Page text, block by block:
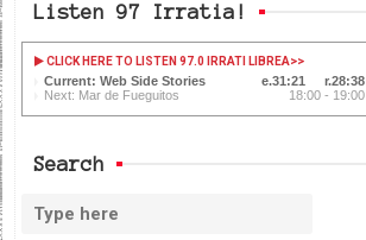
Listen 97 Irratia!
CLICK HERE TO LISTEN 97.0 IRRATI LIBREA>>
Current: Web Side Stories 31:22
28:37
Next: Mar de Fueguitos
18:00 - 19:00
Search